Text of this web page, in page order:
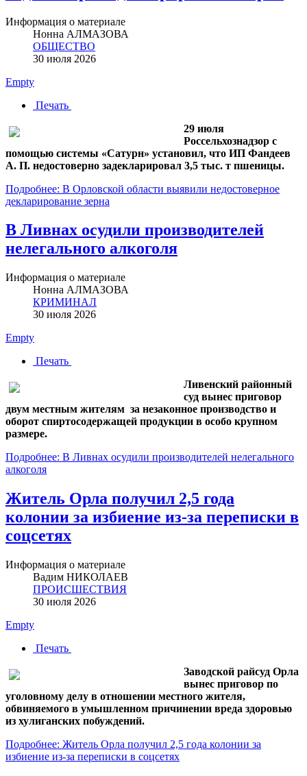
Информация о материале
Нонна АЛМАЗОВА
ОБЩЕСТВО
30 июля 2026
Empty
Печать
29 июля
Россельхознадзор с
помощью системы «Сатурн» установил, что ИП Фандеев
А. П. недостоверно задекларировал 3,5 тыс. т пшеницы.
Подробнее: В Орловской области выявили недостоверное
декларирование зерна
В Ливнах осудили производителей
нелегального алкоголя
Информация о материале
Нонна АЛМАЗОВА
КРИМИНАЛ
30 июля 2026
Empty
Печать
Ливенский районный
суд вынес приговор
двум местным жителям за незаконное производство и
оборот спиртосодержащей продукции в особо крупном
размере.
Подробнее: В Ливнах осудили производителей нелегального
алкоголя
Житель Орла получил 2,5 года
колонии за избиение из-за переписки в
соцсетях
Информация о материале
Вадим НИКОЛАЕВ
ПРОИСШЕСТВИЯ
30 июля 2026
Empty
Печать
Заводской райсуд Орла
вынес приговор по
уголовному делу в отношении местного жителя,
обвиняемого в умышленном причинении вреда здоровью
из хулиганских побуждений.
Подробнее: Житель Орла получил 2,5 года колонии за
избиение из-за переписки в соцсетях